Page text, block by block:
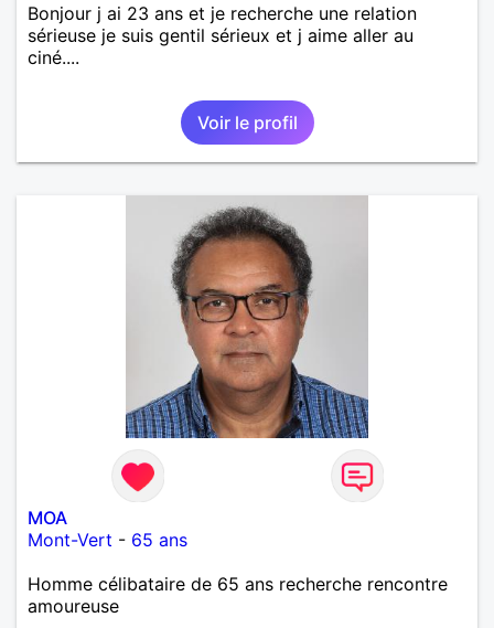
Bonjour j ai 23 ans et je recherche une relation
sérieuse je suis gentil sérieux et j aime aller au
ciné....
Voir le profil
MOA
Mont-Vert - 65 ans
Homme célibataire de 65 ans recherche rencontre
amoureuse